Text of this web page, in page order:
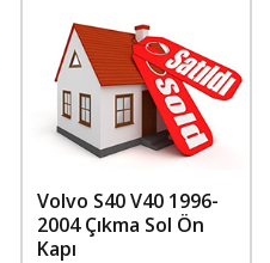
Volvo S40 V40 1996-
2004 Çıkma Sol Ön
Kapı